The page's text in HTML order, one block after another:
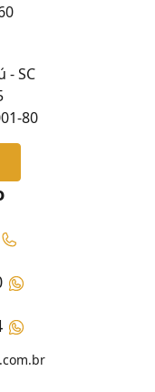
- SC
80